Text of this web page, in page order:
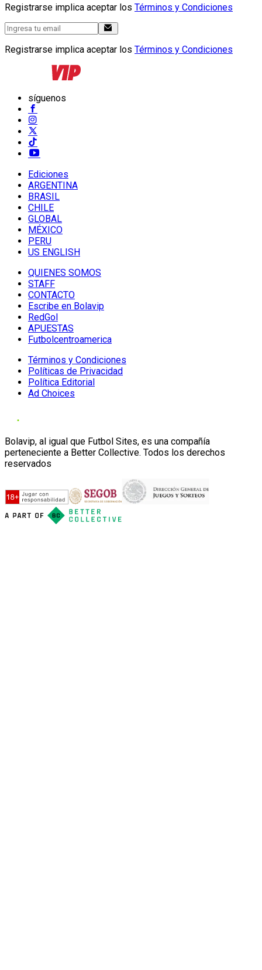
Registrarse implica aceptar los Términos y Condiciones
Registrarse implica aceptar los Términos y Condiciones
síguenos
Ediciones
ARGENTINA
BRASIL
CHILE
GLOBAL
MÉXICO
PERU
US ENGLISH
QUIENES SOMOS
STAFF
CONTACTO
Escribe en Bolavip
RedGol
APUESTAS
Futbolcentroamerica
Términos y Condiciones
Políticas de Privacidad
Política Editorial
Ad Choices
Bolavip, al igual que Futbol Sites, es una compañía
perteneciente a Better Collective. Todos los derechos
reservados